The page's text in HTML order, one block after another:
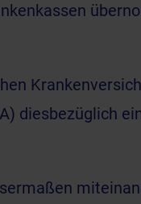
diesbezüglich